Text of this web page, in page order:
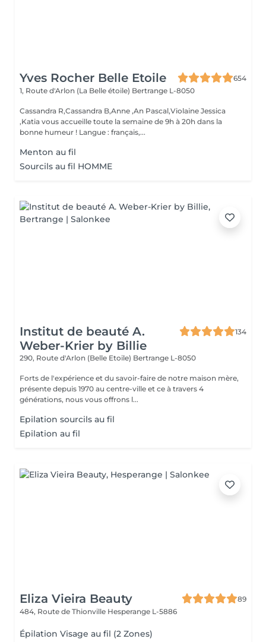
Yves Rocher Belle Etoile
654
1, Route d'Arlon (La Belle étoile) Bertrange L-8050
Cassandra R,Cassandra B,Anne ,An Pascal,Violaine Jessica
,Katia vous accueille toute la semaine de 9h à 20h dans la
bonne humeur ! Langue : français,...
Menton au fil
Sourcils au fil HOMME
Institut de beauté A.
Weber-Krier by Billie
134
290, Route d'Arlon (Belle Etoile) Bertrange L-8050
Forts de l'expérience et du savoir-faire de notre maison mère,
présente depuis 1970 au centre-ville et ce à travers 4
générations, nous vous offrons l...
Epilation sourcils au fil
Epilation au fil
Eliza Vieira Beauty
89
484, Route de Thionville Hesperange L-5886
Épilation Visage au fil (2 Zones)